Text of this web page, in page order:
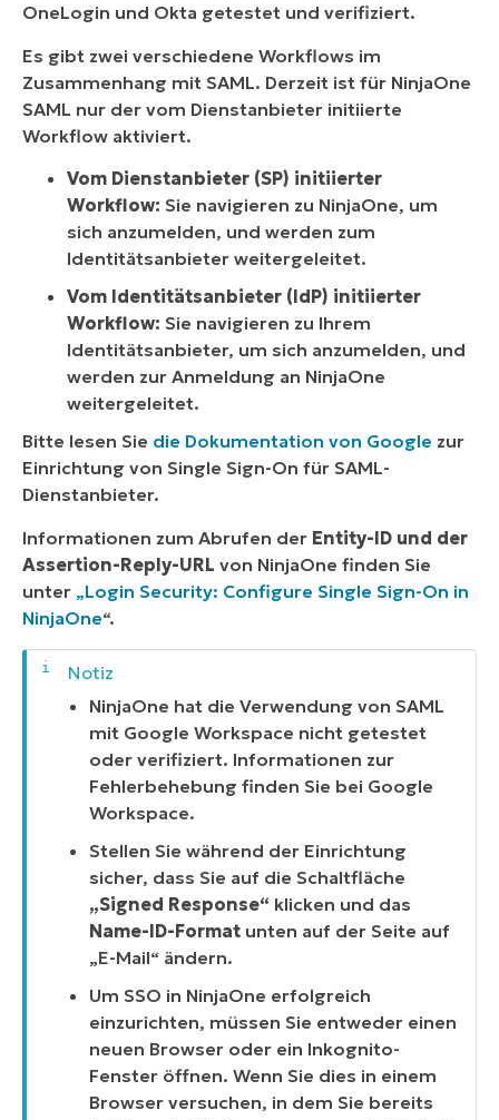
OneLogin und Okta getestet und verifiziert.
Es gibt zwei verschiedene Workflows im
Zusammenhang mit SAML. Derzeit ist für NinjaOne
SAML nur der vom Dienstanbieter initiierte
Workflow aktiviert.
Vom Dienstanbieter (SP) initiierter
Workflow: Sie navigieren zu NinjaOne, um
sich anzumelden, und werden zum
Identitätsanbieter weitergeleitet.
Vom Identitätsanbieter (IdP) initiierter
Workflow: Sie navigieren zu Ihrem
Identitätsanbieter, um sich anzumelden, und
werden zur Anmeldung an NinjaOne
weitergeleitet.
Bitte lesen Sie die Dokumentation von Google zur
Einrichtung von Single Sign-On für SAML-
Dienstanbieter.
Informationen zum Abrufen der Entity-ID und der
Assertion-Reply-URL von NinjaOne finden Sie
unter „Login Security: Configure Single Sign-On in
NinjaOne“.
NinjaOne hat die Verwendung von SAML
mit Google Workspace nicht getestet
oder verifiziert. Informationen zur
Fehlerbehebung finden Sie bei Google
Workspace.
Stellen Sie während der Einrichtung
sicher, dass Sie auf die Schaltfläche
„Signed Response“ klicken und das
Name-ID-Format unten auf der Seite auf
„E-Mail“ ändern.
Um SSO in NinjaOne erfolgreich
einzurichten, müssen Sie entweder einen
neuen Browser oder ein Inkognito-
Fenster öffnen. Wenn Sie dies in einem
Browser versuchen, in dem Sie bereits